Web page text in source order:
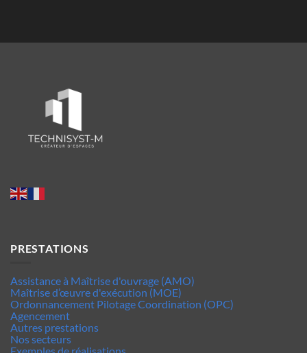
PRESTATIONS
Assistance à Maîtrise d'ouvrage (AMO)
Maîtrise d’œuvre d'exécution (MOE)
Ordonnancement Pilotage Coordination (OPC)
Agencement
Autres prestations
Nos secteurs